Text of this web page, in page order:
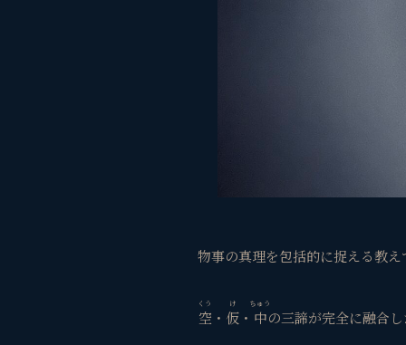
物事の真理を包括的に捉える教え
空
くう
・ 仮
け
・ 中
ちゅう
の三諦が完全に融合